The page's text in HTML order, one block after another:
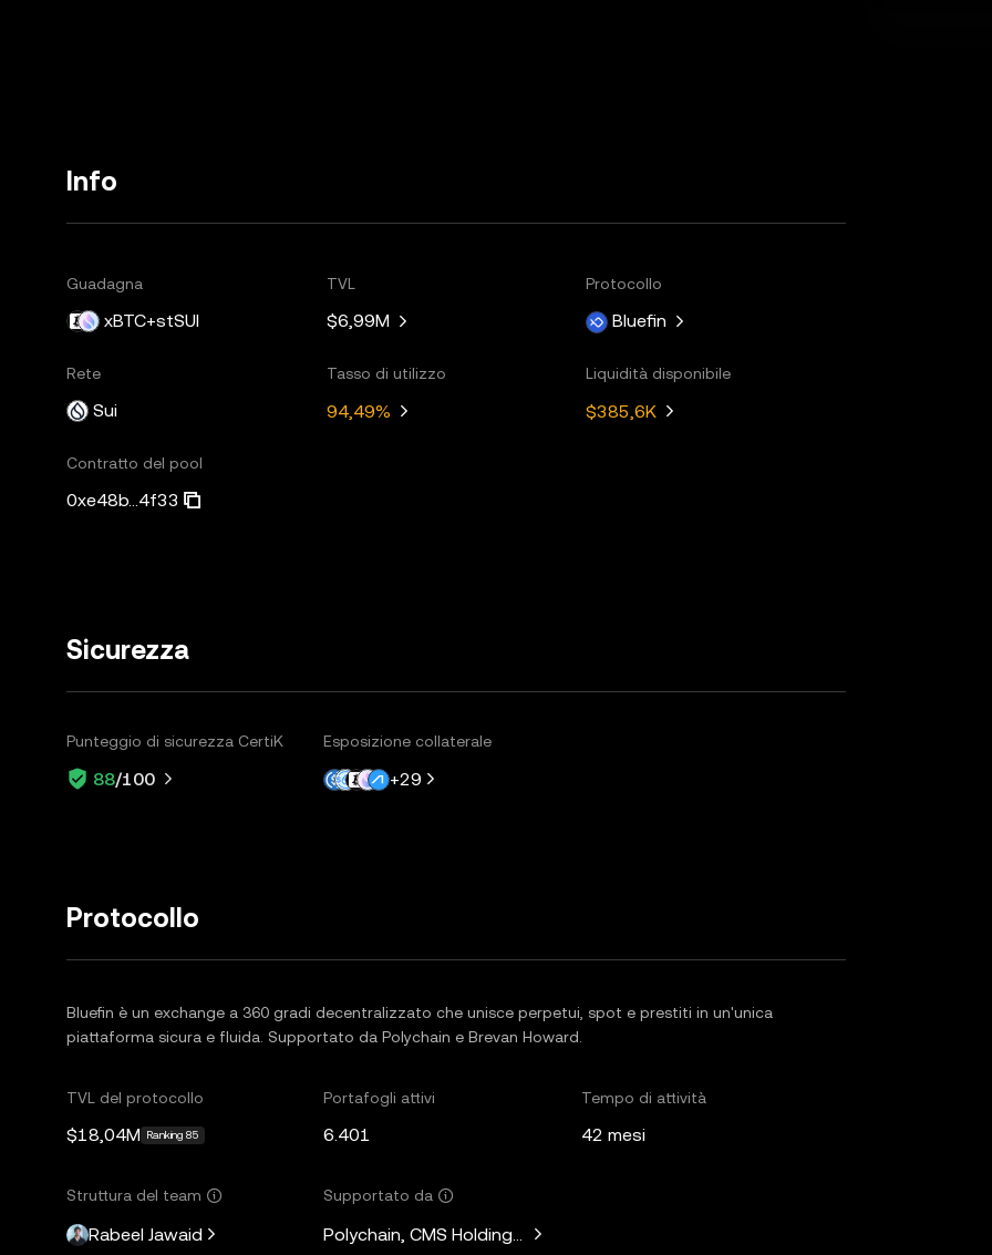
Info
Guadagna
xBTC+stSUI
TVL
$6,99M
Protocollo
Bluefin
Rete
Sui
Tasso di utilizzo
94,49%
Liquidità disponibile
$385,6K
Contratto del pool
0xe48b...4f33
Sicurezza
Punteggio di sicurezza CertiK
88/100
Esposizione collaterale
+29
Protocollo
Bluefin è un exchange a 360 gradi decentralizzato che unisce perpetui, spot e prestiti in un'unica
piattaforma sicura e fluida. Supportato da Polychain e Brevan Howard.
TVL del protocollo
$18,04M Ranking 85
Portafogli attivi
6.401
Tempo di attività
42 mesi
Struttura del team
Rabeel Jawaid
Supportato da
Polychain, CMS Holdings, Wintermute, Hypersphere Ventures, Alliance DAO,